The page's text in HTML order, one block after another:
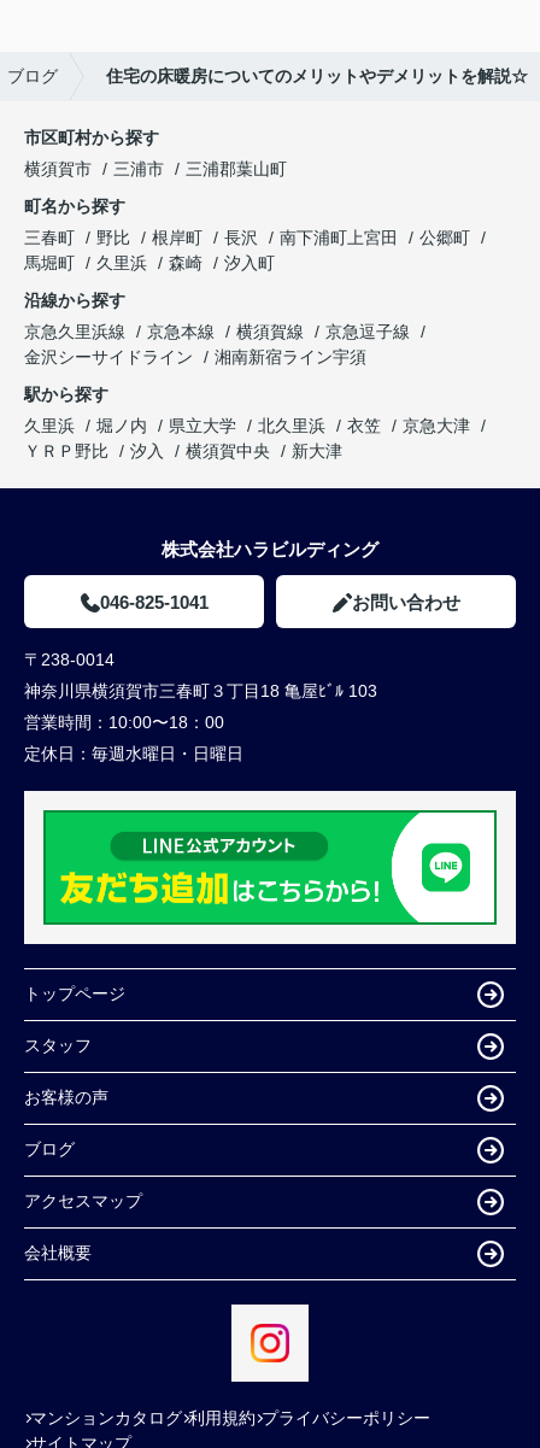
ブログ 住宅の床暖房についてのメリットやデメリットを解説☆
市区町村から探す
横須賀市
三浦市
三浦郡葉山町
町名から探す
三春町
野比 根岸町 長沢 南下浦町上宮田
公郷町
馬堀町
久里浜 森崎
汐入町
沿線から探す
京急久里浜線
京急本線 横須賀線
京急逗子線
金沢シーサイドライン
湘南新宿ライン宇須
駅から探す
久里浜
堀ノ内 県立大学 北久里浜 衣笠
京急大津
ＹＲＰ野比
汐入 横須賀中央 新大津
株式会社ハラビルディング
046-825-1041 お問い合わせ
〒238-0014
神奈川県横須賀市三春町３丁目18 亀屋ﾋﾞﾙ 103
営業時間： 10:00〜18：00
定休日： 毎週水曜日・日曜日
トップページ
スタッフ
お客様の声
ブログ
アクセスマップ
会社概要
マンションカタログ 利用規約 プライバシーポリシー
サイトマップ